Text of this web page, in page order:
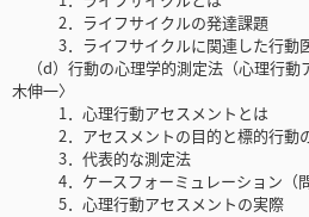
2．ライフサイクルの発達課題
3．ライフサイクルに関連した行動
（d）行動の心理学的測定法（心理行
木伸一〉
1．心理行動アセスメントとは
2．アセスメントの目的と標的行動
3．代表的な測定法
4．ケースフォーミュレーション（問
5．心理行動アセスメントの実際